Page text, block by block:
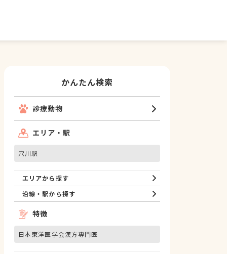
かんたん検索
診療動物
エリア・駅
穴川駅
エリアから探す
沿線・駅から探す
特徴
日本東洋医学会漢方専門医